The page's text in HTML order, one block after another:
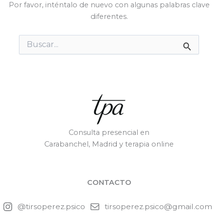
Por favor, inténtalo de nuevo con algunas palabras clave
diferentes.
Buscar
por:
Consulta presencial en
Carabanchel, Madrid y terapia online
CONTACTO
@tirsoperez.psico tirsoperez.psico@gmail.com